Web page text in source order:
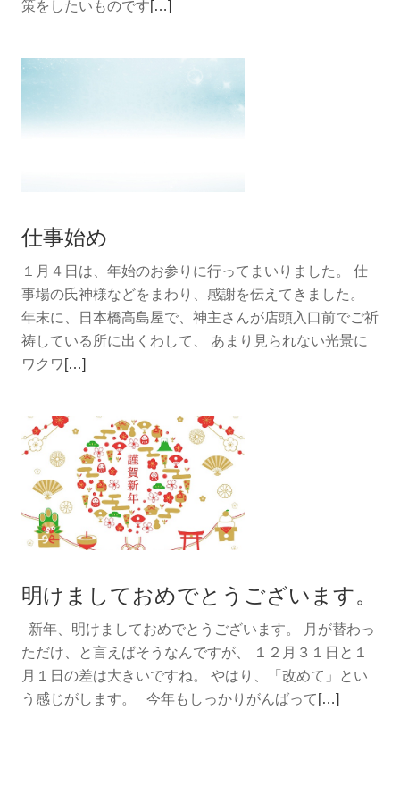
策をしたいものです続[…]
仕事始め
１月４日は、年始のお参りに行ってまいりました。 仕
事場の氏神様などをまわり、感謝を伝えてきました。
年末に、日本橋高島屋で、神主さんが店頭入口前でご祈
祷している所に出くわして、 あまり見られない光景に
ワクワ続
読
む
仕
事
め
[…]
明けましておめでとうございます。
新年、明けましておめでとうございます。 月が替わっ
ただけ、と言えばそうなんですが、 １２月３１日と１
月１日の差は大きいですね。 やはり、「改めて」とい
う感じがします。 今年もしっかりがんばって続[…]